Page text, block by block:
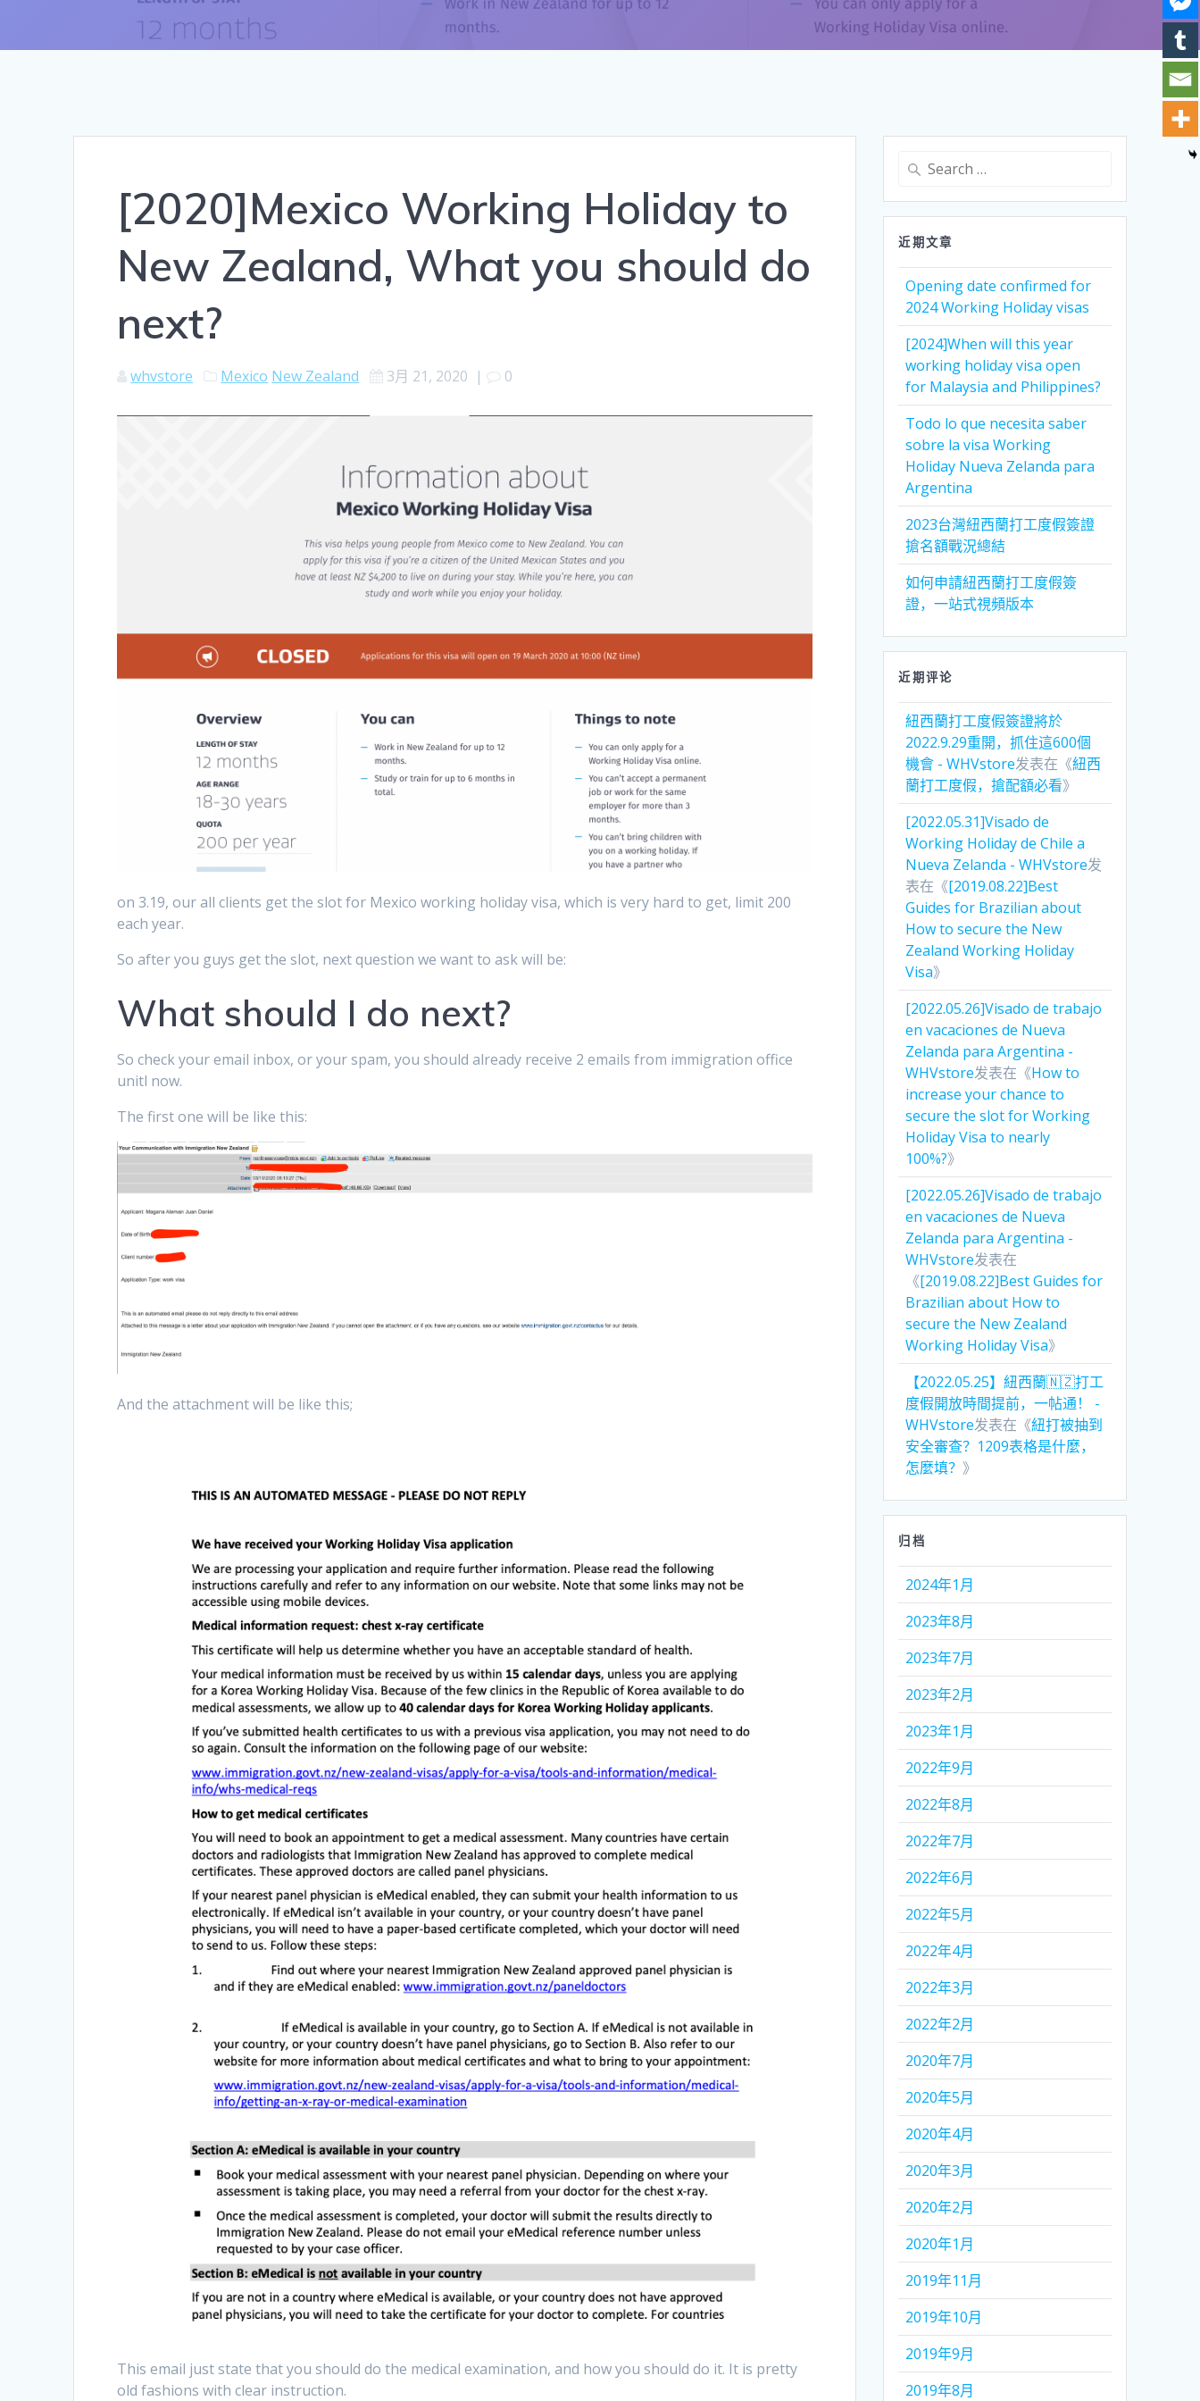
[2020]Mexico Working Holiday to
New Zealand, What you should do
next?
whvstore Mexico New Zealand 3月 21, 2020 | 0
on 3.19, our all clients get the slot for Mexico working holiday visa, which is very hard to get, limit 200
each year.
So after you guys get the slot, next question we want to ask will be:
What should I do next?
So check your email inbox, or your spam, you should already receive 2 emails from immigration office
unitl now.
The first one will be like this:
And the attachment will be like this;
This email just state that you should do the medical examination, and how you should do it. It is pretty
old fashions with clear instruction.
Search
近期文章
Opening date confirmed for
2024 Working Holiday visas
[2024]When will this year
working holiday visa open
for Malaysia and Philippines?
Todo lo que necesita saber
sobre la visa Working
Holiday Nueva Zelanda para
Argentina
2023台灣紐西蘭打工度假簽證
搶名額戰況總結
如何申請紐西蘭打工度假簽
證，一站式視頻版本
近期评论
紐西蘭打工度假簽證將於
2022.9.29重開，抓住這600個
機會 - WHVstore发表在《紐西
蘭打工度假，搶配額必看》
[2022.05.31]Visado de
Working Holiday de Chile a
Nueva Zelanda - WHVstore发
表在《[2019.08.22]Best
Guides for Brazilian about
How to secure the New
Zealand Working Holiday
Visa》
[2022.05.26]Visado de trabajo
en vacaciones de Nueva
Zelanda para Argentina -
WHVstore发表在《How to
increase your chance to
secure the slot for Working
Holiday Visa to nearly
100%?》
[2022.05.26]Visado de trabajo
en vacaciones de Nueva
Zelanda para Argentina -
WHVstore发表在
《[2019.08.22]Best Guides for
Brazilian about How to
secure the New Zealand
Working Holiday Visa》
【2022.05.25】紐西蘭🇳🇿打工
度假開放時間提前，一帖通！ -
WHVstore发表在《紐打被抽到
安全審查？1209表格是什麼，
怎麼填？》
归档
2024年1月
2023年8月
2023年7月
2023年2月
2023年1月
2022年9月
2022年8月
2022年7月
2022年6月
2022年5月
2022年4月
2022年3月
2022年2月
2020年7月
2020年5月
2020年4月
2020年3月
2020年2月
2020年1月
2019年11月
2019年10月
2019年9月
2019年8月